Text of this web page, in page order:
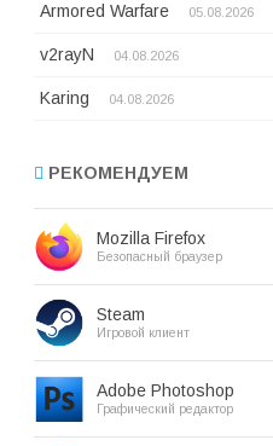
Armored Warfare 05.08.2026
v2rayN 04.08.2026
Karing 04.08.2026
РЕКОМЕНДУЕМ
Mozilla Firefox
Безопасный браузер
Steam
Игровой клиент
Adobe Photoshop
Графический редактор